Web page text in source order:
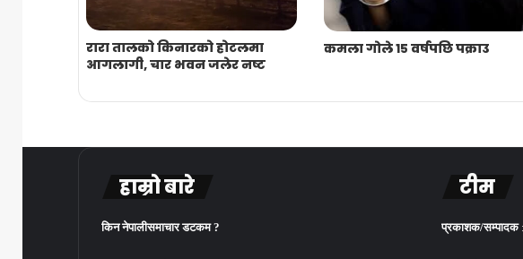
रारा तालको किनारको होटलमा
आगलागी, चार भवन जलेर नष्ट
कमला गोले १५ वर्षपछि पक्राउ
हाम्रो बारे
किन नेपालीसमाचार डटकम ?
टीम
प्रकाशक/सम्पादक